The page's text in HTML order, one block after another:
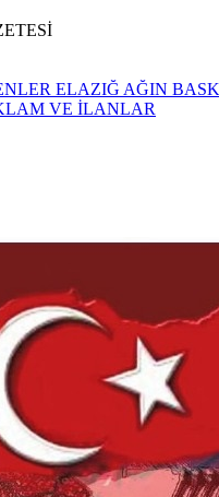
ELAZIĞ AĞIN
VE İLANLAR